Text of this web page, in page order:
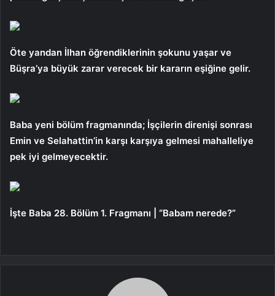
Öte yandan İlhan öğrendiklerinin şokunu yaşar ve
Büşra’ya büyük zarar verecek bir kararın eşiğine gelir.
Baba yeni bölüm fragmanında; İşçilerin direnişi sonrası
Emin ve Selahattin’in karşı karşıya gelmesi mahalleliye
pek iyi gelmeyecektir.
İşte Baba 28. Bölüm 1. Fragmanı | “Babam nerede?”